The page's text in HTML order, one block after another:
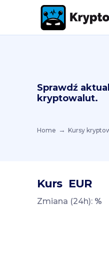
Sprawdź
kryptowalut.
Home Kursy
Kurs EUR
Zmiana (24h): %